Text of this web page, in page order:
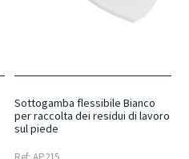
Sottogamba flessibile Bianco
per raccolta dei residui di lavoro
sul piede